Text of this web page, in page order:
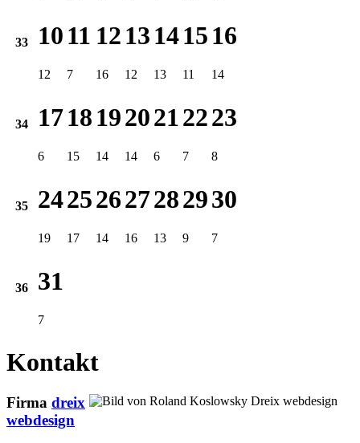
33 10
12
11
7
12
16
13
12
14
13
15
11
16
14
34 17
6
18
15
19
14
20
14
21
6
22
7
23
8
35 24
19
25
17
26
14
27
16
28
13
29
9
30
7
36 31
7
Kontakt
Firma dreix
webdesign